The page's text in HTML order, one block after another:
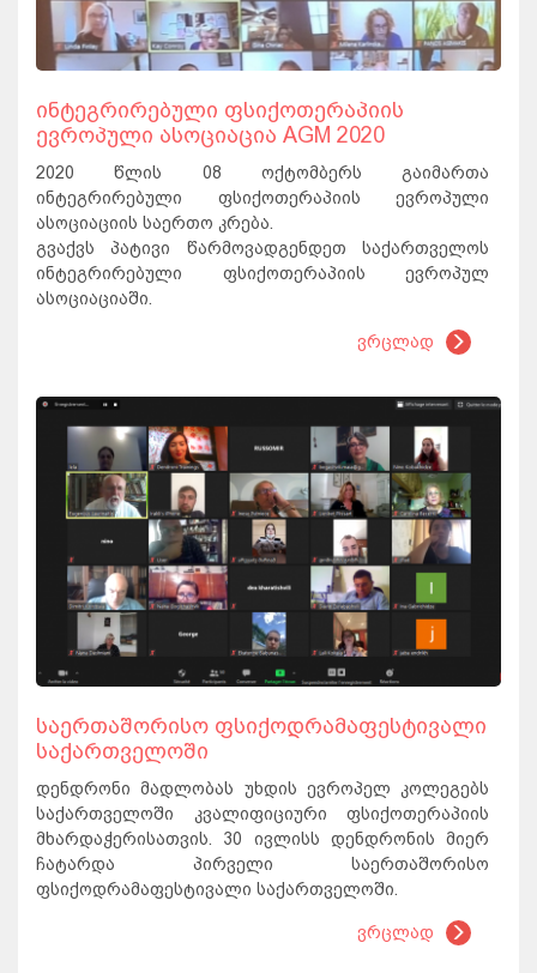
ინტეგრირებული ფსიქოთერაპიის
ევროპული ასოციაცია AGM 2020
2020 წლის 08 ოქტომბერს გაიმართა
ინტეგრირებული ფსიქოთერაპიის ევროპული
ასოციაციის საერთო კრება.
გვაქვს პატივი წარმოვადგენდეთ საქართველოს
ინტეგრირებული ფსიქოთერაპიის ევროპულ
ასოციაციაში.
ვრცლად
საერთაშორისო ფსიქოდრამაფესტივალი
საქართველოში
დენდრონი მადლობას უხდის ევროპელ კოლეგებს
საქართველოში კვალიფიციური ფსიქოთერაპიის
მხარდაჭერისათვის. 30 ივლისს დენდრონის მიერ
ჩატარდა პირველი საერთაშორისო
ფსიქოდრამაფესტივალი საქართველოში.
ვრცლად